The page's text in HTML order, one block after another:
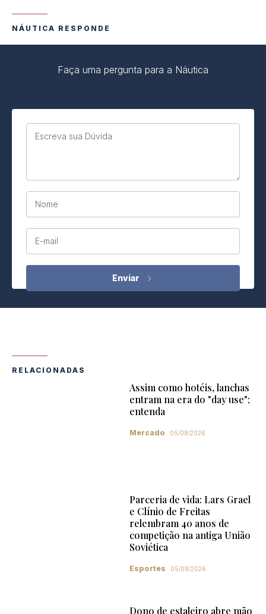
NÁUTICA RESPONDE
Faça uma pergunta para a Náutica
Escreva sua Dúvida
Nome
E-mail
RELACIONADAS
Assim como hotéis, lanchas
entram na era do "day use";
entenda
Mercado 05/08/2026
Parceria de vida: Lars Grael
e Clínio de Freitas
relembram 40 anos de
competição na antiga União
Soviética
Esportes 05/08/2026
Dono de estaleiro abre mão